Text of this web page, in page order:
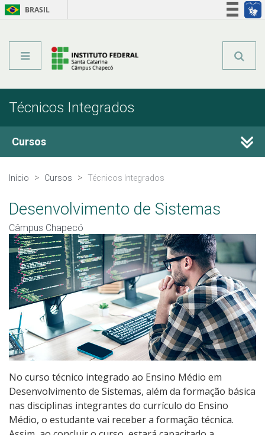
BRASIL
Técnicos Integrados
Cursos
Técnicos Integrados
Técnicos Subsequentes
Qualificação Profissional e Idiomas
Graduação
Especialização
Educação a Distância
Todos os cursos
Processo de Inscrição
Início Cursos Técnicos Integrados
Desenvolvimento de Sistemas
Câmpus Chapecó
No curso técnico integrado ao Ensino Médio em
Desenvolvimento de Sistemas, além da formação básica
nas disciplinas integrantes do currículo do Ensino
Médio, o estudante vai receber a formação técnica.